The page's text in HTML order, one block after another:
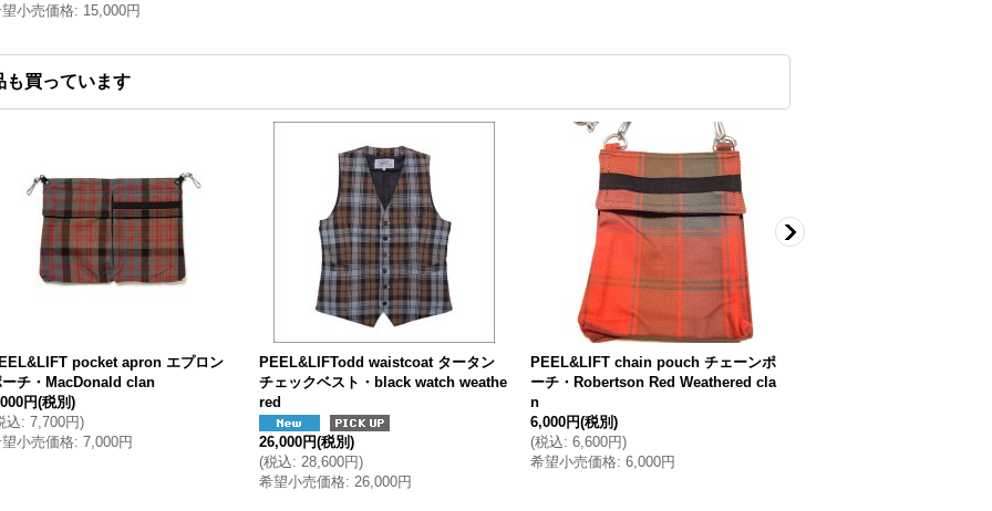
小売価格: 15,000円
も買っています
pocket apron エプロン
ーチ・MacDonald clan
円(税別)
込: 7,700円)
小売価格: 7,000円
PEEL&LIFTodd waistcoat タータン
チェックベスト・black watch weathe
red
26,000円(税別)
(税込: 28,600円)
希望小売価格: 26,000円
PEEL&LIFT chain pouch チェーンポ
ーチ・Robertson Red Weathered cla
n
6,000円(税別)
(税込: 6,600円)
希望小売価格: 6,000円